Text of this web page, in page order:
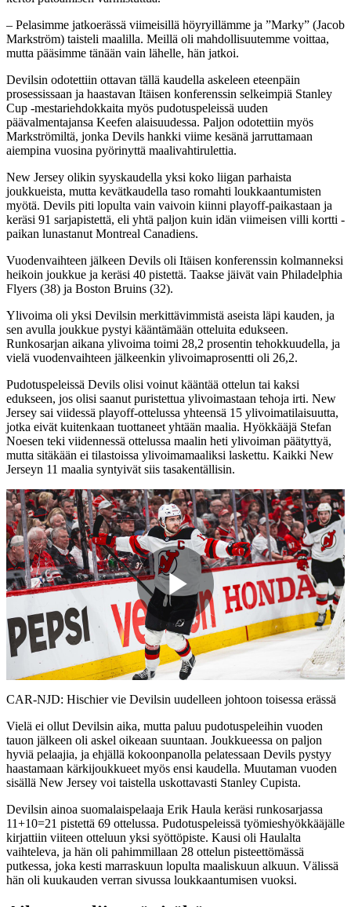
– Pelasimme jatkoerässä viimeisillä höyryillämme ja ”Marky” (Jacob
Markström) taisteli maalilla. Meillä oli mahdollisuutemme voittaa,
mutta pääsimme tänään vain lähelle, hän jatkoi.
Devilsin odotettiin ottavan tällä kaudella askeleen eteenpäin
prosessissaan ja haastavan Itäisen konferenssin selkeimpiä Stanley
Cup -mestariehdokkaita myös pudotuspeleissä uuden
päävalmentajansa Keefen alaisuudessa. Paljon odotettiin myös
Markströmiltä, jonka Devils hankki viime kesänä jarruttamaan
aiempina vuosina pyörinyttä maalivahtirulettia.
New Jersey olikin syyskaudella yksi koko liigan parhaista
joukkueista, mutta kevätkaudella taso romahti loukkaantumisten
myötä. Devils piti lopulta vain vaivoin kiinni playoff-paikastaan ja
keräsi 91 sarjapistettä, eli yhtä paljon kuin idän viimeisen villi kortti -
paikan lunastanut Montreal Canadiens.
Vuodenvaihteen jälkeen Devils oli Itäisen konferenssin kolmanneksi
heikoin joukkue ja keräsi 40 pistettä. Taakse jäivät vain Philadelphia
Flyers (38) ja Boston Bruins (32).
Ylivoima oli yksi Devilsin merkittävimmistä aseista läpi kauden, ja
sen avulla joukkue pystyi kääntämään otteluita edukseen.
Runkosarjan aikana ylivoima toimi 28,2 prosentin tehokkuudella, ja
vielä vuodenvaihteen jälkeenkin ylivoimaprosentti oli 26,2.
Pudotuspeleissä Devils olisi voinut kääntää ottelun tai kaksi
edukseen, jos olisi saanut puristettua ylivoimastaan tehoja irti. New
Jersey sai viidessä playoff-ottelussa yhteensä 15 ylivoimatilaisuutta,
jotka eivät kuitenkaan tuottaneet yhtään maalia. Hyökkääjä Stefan
Noesen teki viidennessä ottelussa maalin heti ylivoiman päätyttyä,
mutta sitäkään ei tilastoissa ylivoimamaaliksi laskettu. Kaikki New
Jerseyn 11 maalia syntyivät siis tasakentällisin.
Play
Video
CAR-NJD: Hischier vie Devilsin uudelleen johtoon toisessa erässä
Vielä ei ollut Devilsin aika, mutta paluu pudotuspeleihin vuoden
tauon jälkeen oli askel oikeaan suuntaan. Joukkueessa on paljon
hyviä pelaajia, ja ehjällä kokoonpanolla pelatessaan Devils pystyy
haastamaan kärkijoukkueet myös ensi kaudella. Muutaman vuoden
sisällä New Jersey voi taistella uskottavasti Stanley Cupista.
Devilsin ainoa suomalaispelaaja Erik Haula keräsi runkosarjassa
11+10=21 pistettä 69 ottelussa. Pudotuspeleissä työmieshyökkääjälle
kirjattiin viiteen otteluun yksi syöttöpiste. Kausi oli Haulalta
vaihteleva, ja hän oli pahimmillaan 28 ottelun pisteettömässä
putkessa, joka kesti marraskuun lopulta maaliskuun alkuun. Välissä
hän oli kuukauden verran sivussa loukkaantumisen vuoksi.